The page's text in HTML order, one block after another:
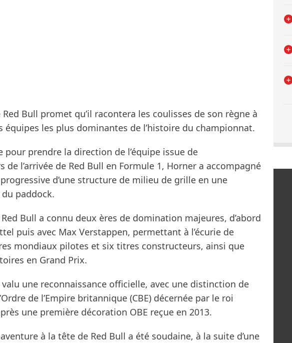
Red Bull promet qu’il racontera les coulisses de son règne à
équipes les plus dominantes de l’histoire du championnat.
pour prendre la direction de l’équipe issue de
de l’arrivée de Red Bull en Formule 1, Horner a accompagné
d’une structure de milieu de grille en une
paddock.
Bull a connu deux ères de domination majeures, d’abord
puis avec Max Verstappen, permettant à l’écurie de
mondiaux pilotes et six titres constructeurs, ainsi que
en Grand Prix.
valu une reconnaissance officielle, avec une distinction de
de l’Empire britannique (CBE) décernée par le roi
une première décoration OBE reçue en 2013.
à la tête de Red Bull a été soudaine, à la suite d’une